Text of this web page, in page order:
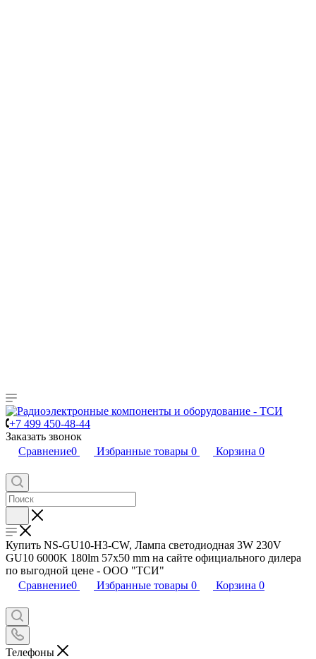
+7 499 450-48-44
Заказать звонок
Сравнение0 Избранные товары 0 Корзина 0
Купить NS-GU10-H3-CW, Лампа светодиодная 3W 230V
GU10 6000K 180lm 57x50 mm на сайте официального дилера
по выгодной цене - ООО "ТСИ"
Сравнение0 Избранные товары 0 Корзина 0
Телефоны